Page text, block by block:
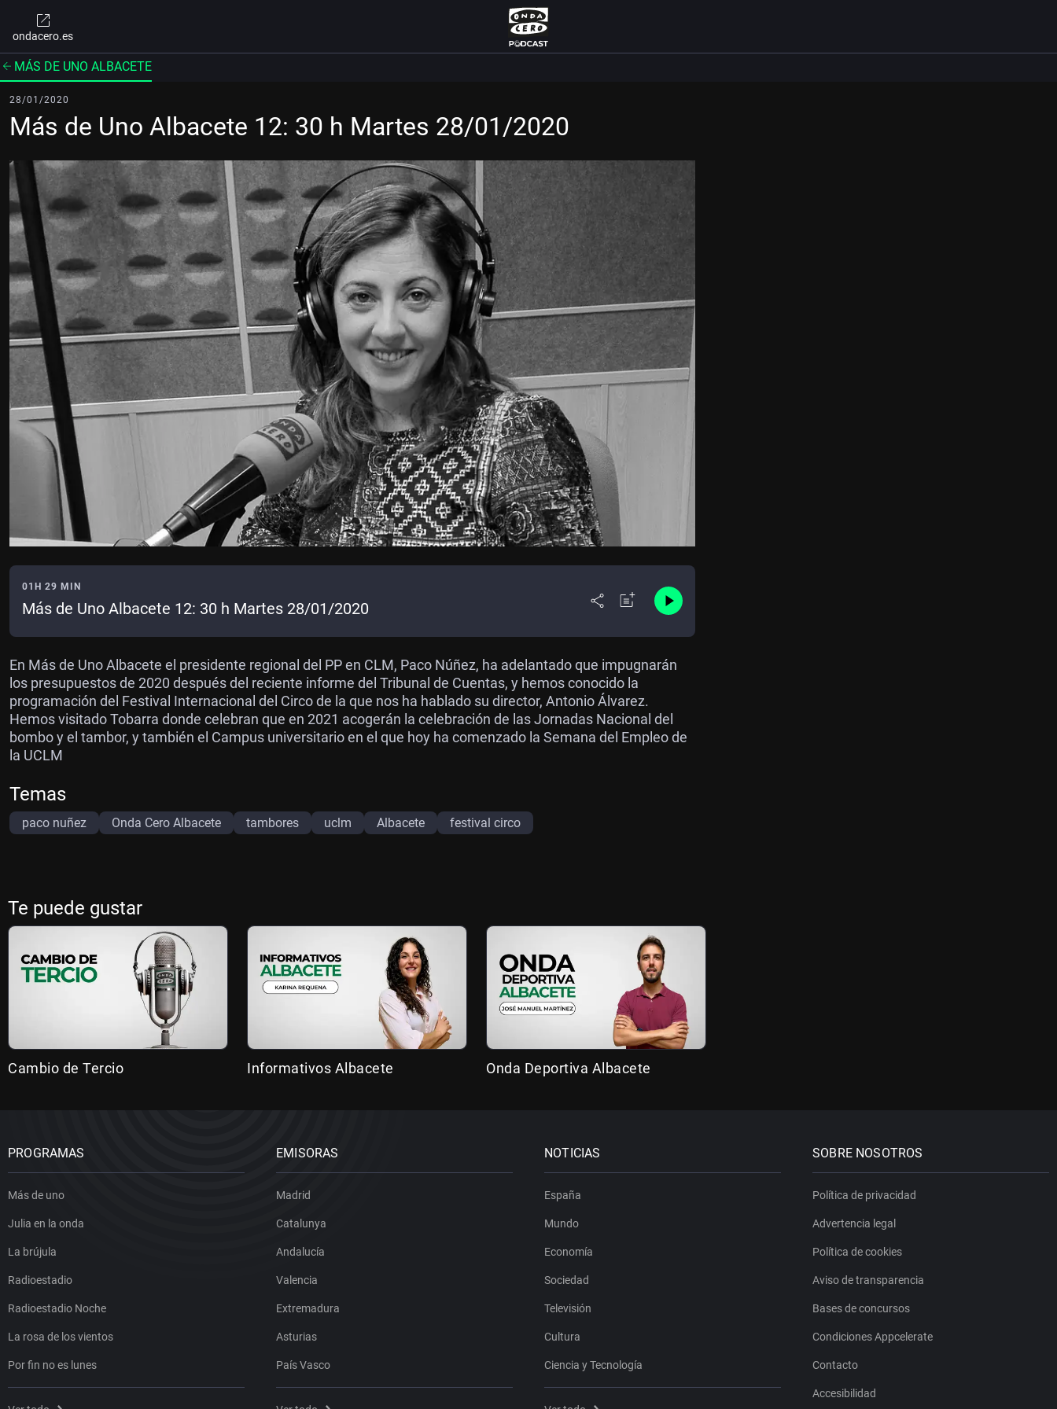
ondacero.es
MÁS DE UNO ALBACETE
28/01/2020
Más de Uno Albacete 12: 30 h Martes 28/01/2020
01H 29 MIN
Más de Uno Albacete 12: 30 h Martes 28/01/2020
En Más de Uno Albacete el presidente regional del PP en CLM, Paco Núñez, ha adelantado que impugnarán
los presupuestos de 2020 después del reciente informe del Tribunal de Cuentas, y hemos conocido la
programación del Festival Internacional del Circo de la que nos ha hablado su director, Antonio Álvarez.
Hemos visitado Tobarra donde celebran que en 2021 acogerán la celebración de las Jornadas Nacional del
bombo y el tambor, y también el Campus universitario en el que hoy ha comenzado la Semana del Empleo de
la UCLM
Temas
paco nuñez Onda Cero Albacete tambores uclm Albacete festival circo
Te puede gustar
Cambio de Tercio Informativos Albacete Onda Deportiva Albacete
PROGRAMAS
Más de uno
Julia en la onda
La brújula
Radioestadio
Radioestadio Noche
La rosa de los vientos
Por fin no es lunes
EMISORAS
Madrid
Catalunya
Andalucía
Valencia
Extremadura
Asturias
País Vasco
NOTICIAS
España
Mundo
Economía
Sociedad
Televisión
Cultura
Ciencia y Tecnología
SOBRE NOSOTROS
Política de privacidad
Advertencia legal
Política de cookies
Aviso de transparencia
Bases de concursos
Condiciones Appcelerate
Contacto
Accesibilidad